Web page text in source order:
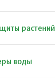
растений
воды